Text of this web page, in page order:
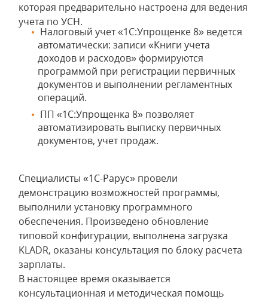
которая предварительно настроена для ведения
учета по УСН.
Налоговый учет «1С:Упрощенке 8» ведется
автоматически: записи «Книги учета
доходов и расходов» формируются
программой при регистрации первичных
документов и выполнении регламентных
операций.
ПП «1С:Упрощенка 8» позволяет
автоматизировать выписку первичных
документов, учет продаж.
Специалисты «1С-Рарус» провели
демонстрацию возможностей программы,
выполнили установку программного
обеспечения. Произведено обновление
типовой конфигурации, выполнена загрузка
KLADR, оказаны консультация по блоку расчета
зарплаты.
В настоящее время оказывается
консультационная и методическая помощь